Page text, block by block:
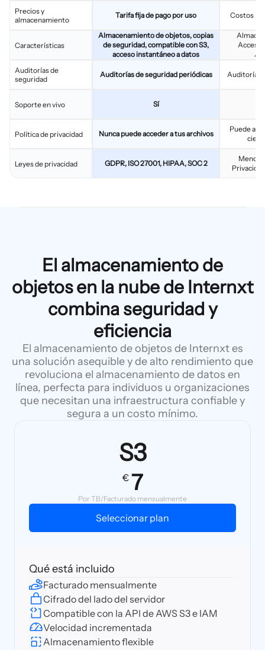
Precios y
almacenamiento
Características
Auditorías de
seguridad
Soporte en vivo
Política de privacidad
Leyes de privacidad
Tarifa fija de pago por uso Costos
Almacenamiento de objetos, copias
de seguridad, compatible con S3,
acceso instantáneo a datos
Acceso
Auditorías de seguridad periódicas Auditorías
Sí
Nunca puede acceder a tus archivos
Puede
GDPR, ISO 27001, HIPAA, SOC 2
Menos
El almacenamiento de
objetos en la nube de Internxt
combina seguridad y
eficiencia
El almacenamiento de objetos de Internxt es
una solución asequible y de alto rendimiento que
revoluciona el almacenamiento de datos en
línea, perfecta para individuos u organizaciones
que necesitan una infraestructura confiable y
segura a un costo mínimo.
S3
€ 7
Por TB/Facturado mensualmente
Seleccionar plan
Qué está incluido
Facturado mensualmente
Cifrado del lado del servidor
Compatible con la API de AWS S3 e IAM
Velocidad incrementada
Almacenamiento flexible